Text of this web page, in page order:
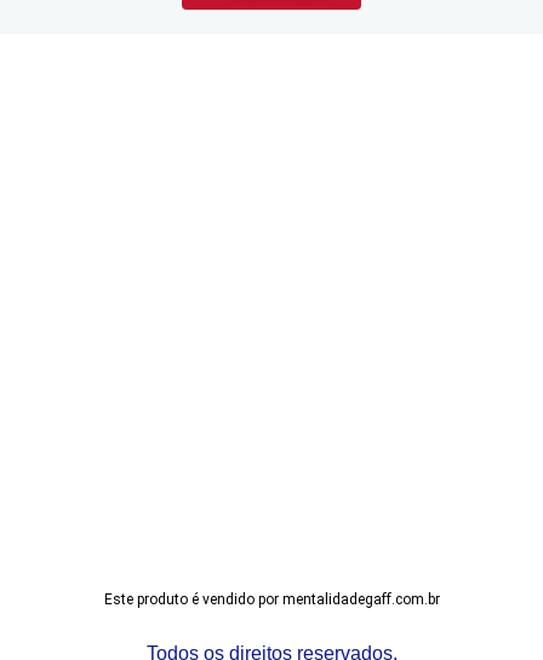
Este produto é vendido por mentalidadegaff.com.br
Todos os direitos reservados.